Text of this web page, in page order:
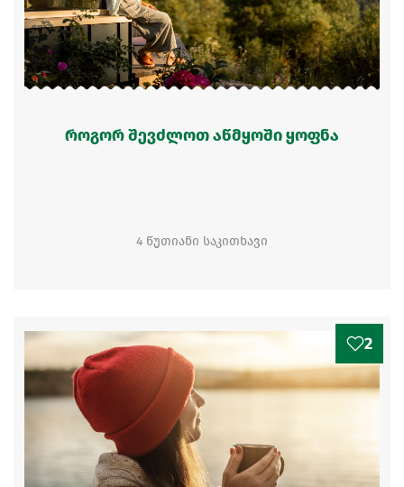
როგორ შევძლოთ აწმყოში ყოფნა
4 წუთიანი საკითხავი
2